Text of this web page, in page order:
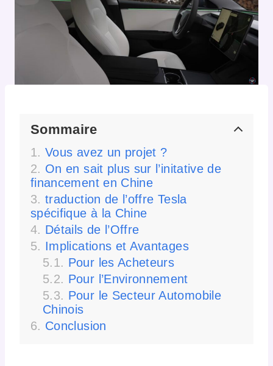
Sommaire
Vous avez un projet ?
On en sait plus sur l’initative de
financement en Chine
traduction de l’offre Tesla
spécifique à la Chine
Détails de l’Offre
Implications et Avantages
Pour les Acheteurs
Pour l’Environnement
Pour le Secteur Automobile
Chinois
Conclusion